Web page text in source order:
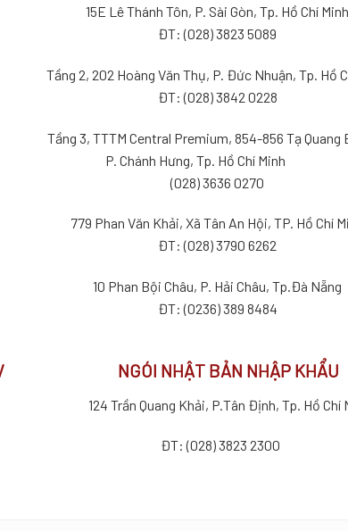
15E Lê Thánh Tôn, P. Sài Gòn, Tp. Hồ Chí Minh
ĐT: (028) 3823 5089
Tầng 2, 202 Hoàng Văn Thụ, P. Đức Nhuận, Tp. Hồ
ĐT: (028) 3842 0228
Tầng 3, TTTM Central Premium, 854-856 Tạ
P. Chánh Hưng, Tp. Hồ Chí
(028) 3636 0270
779 Phan Văn Khải, Xã Tân An Hội, TP. Hồ Chí
ĐT: (028) 3790 6262
10 Phan Bội Châu, P. Hải Châu, Tp.Đà Nẵng
ĐT: (0236) 389 8484
NGÓI NHẬT BẢN NHẬP KHẨU
124 Trần Quang Khải, P.Tân Định, Tp. Hồ Chí
ĐT: (028) 3823 2300